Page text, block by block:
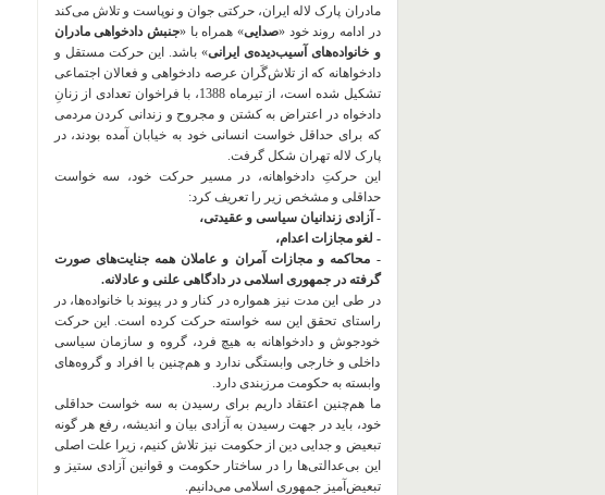
مادران پارک لاله ایران، حرکتی جوان و نوپاست و تلاش می‌کند
در ادامه روند خود «صدایی» همراه با «جنبش دادخواهی مادران
و خانواده‌های آسیب‌دیده‌ی ایرانی» باشد. این حرکت مستقل و
دادخواهانه که از تلاش‌گَران عرصه دادخواهی و فعالان اجتماعی
تشکیل شده است، از تیرماه 1388، با فراخوان تعدادی از زنانِ
دادخواه در اعتراض به کشتن و مجروح و زندانی کردن مردمی
که برای حداقل خواست انسانی خود به خیابان آمده بودند، در
پارک لاله تهران شکل گرفت.
این حرکتِ دادخواهانه، در مسیر حرکت خود، سه خواست
حداقلی و مشخص زیر را تعریف کرد:
- آزادی زندانیان سیاسی و عقیدتی،
- لغو مجازات اعدام،
- محاکمه و مجازات آمران و عاملان همه جنایت‌های صورت
گرفته در جمهوری اسلامی در دادگاهی علنی و عادلانه.
در طی این مدت نیز همواره در کنار و در پیوند با خانواده‌ها، در
راستای تحقق این سه خواسته حرکت کرده است. این حرکت
خودجوش و دادخواهانه به هیچ فرد، گروه و سازمان سیاسی
داخلی و خارجی وابستگی ندارد و هم‌چنین با افراد و گروه‌های
وابسته به حکومت مرزبندی دارد.
ما هم‌چنین اعتقاد داریم برای رسیدن به سه خواست حداقلی
خود، باید در جهت رسیدن به آزادی بیان و اندیشه، رفع هر گونه
تبعیض و جدایی دین از حکومت نیز تلاش کنیم، زیرا علت اصلی
این بی‌عدالتی‌ها را در ساختار حکومت و قوانین آزادی ستیز و
تبعیض‌آمیز جمهوری اسلامی می‌دانیم.